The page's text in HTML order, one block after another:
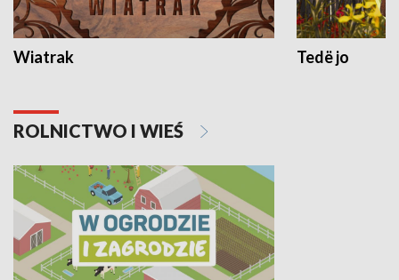
Wiatrak Tedë jo
ROLNICTWO I WIEŚ